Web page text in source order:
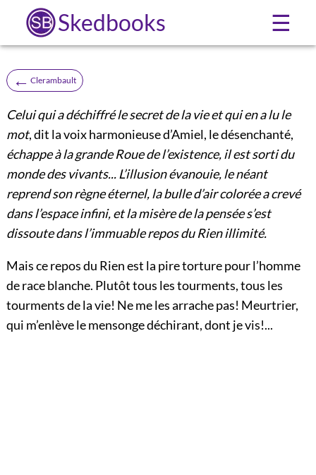
Skedbooks ☰
← Clerambault
Celui qui a déchiffré le secret de la vie et qui en a lu le
mot, dit la voix harmonieuse d’Amiel, le désenchanté,
échappe à la grande Roue de l’existence, il est sorti du
monde des vivants... L’illusion évanouie, le néant
reprend son règne éternel, la bulle d’air colorée a crevé
dans l’espace infini, et la misère de la pensée s’est
dissoute dans l’immuable repos du Rien illimité.
Mais ce repos du Rien est la pire torture pour l’homme
de race blanche. Plutôt tous les tourments, tous les
tourments de la vie! Ne me les arrache pas! Meurtrier,
qui m’enlève le mensonge déchirant, dont je vis!...